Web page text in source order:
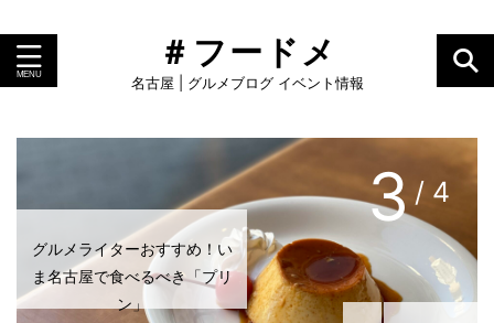
＃フードメ
名古屋 | グルメブログ イベント情報
グルメライターおすすめ！い
ま名古屋で食べるべき「プリ
ン」
グルメライターおすすめ！い
ま名古屋で食べるべき「カヌ
レ」
4 / 4